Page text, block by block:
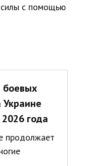
силы с помощью
боевых
2026 года
продолжает